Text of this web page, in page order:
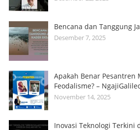
Bencana dan Tanggung
Desember 7, 2025
Apakah Benar Pesantren
Feodalisme? –
November 14, 2025
Inovasi Teknologi Terkini